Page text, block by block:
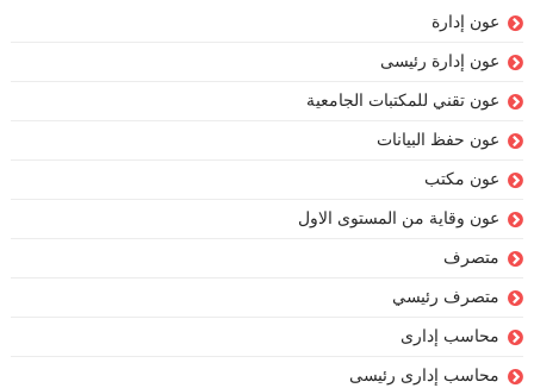
عون إدارة
عون إدارة رئيسى
عون تقني للمكتبات الجامعية
عون حفظ البيانات
عون مكتب
عون وقاية من المستوى الاول
متصرف
متصرف رئيسي
محاسب إدارى
محاسب إدارى رئيسى